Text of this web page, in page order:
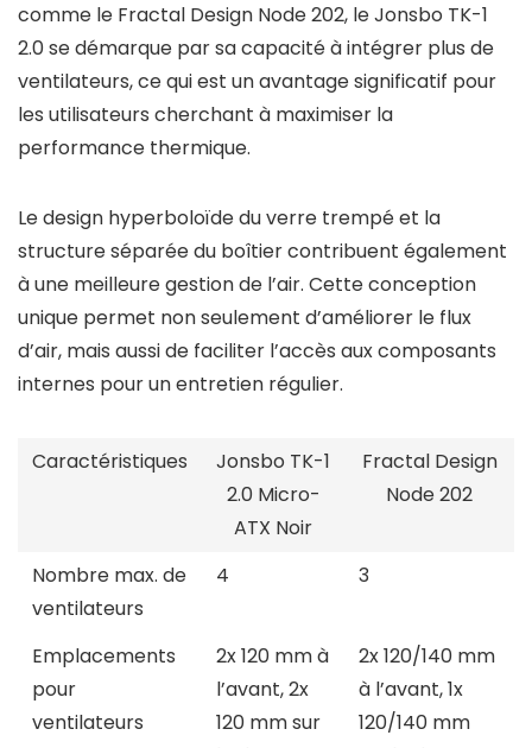
comme le Fractal Design Node 202, le Jonsbo TK-1
2.0 se démarque par sa capacité à intégrer plus de
ventilateurs, ce qui est un avantage significatif pour
les utilisateurs cherchant à maximiser la
performance thermique.
Le design hyperboloïde du verre trempé et la
structure séparée du boîtier contribuent également
à une meilleure gestion de l’air. Cette conception
unique permet non seulement d’améliorer le flux
d’air, mais aussi de faciliter l’accès aux composants
internes pour un entretien régulier.
Caractéristiques
Jonsbo TK-1
2.0 Micro-
ATX Noir
Fractal Design
Node 202
Nombre max. de
ventilateurs
4 3
Emplacements
pour
ventilateurs
2x 120 mm à
l’avant, 2x
120 mm sur
2x 120/140 mm
à l’avant, 1x
120/140 mm